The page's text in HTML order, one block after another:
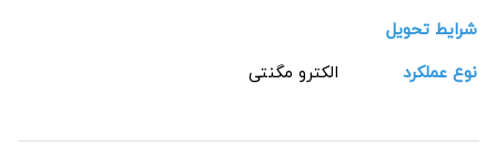
شرایط تحویل
نوع عملکرد
الکترو مگنتی